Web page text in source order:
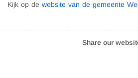
Kijk op de website van de gemeente
Share our